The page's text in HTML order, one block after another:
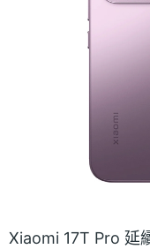
Xiaomi 17T Pro 延